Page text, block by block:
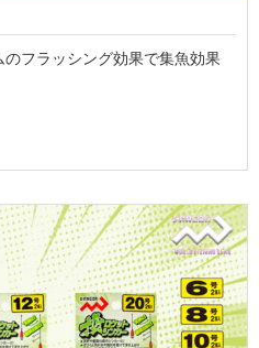
フラッシング効果で集魚効果